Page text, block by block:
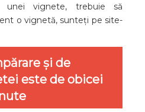
unei vignete, trebuie să
o vignetă, sunteți pe site-
și de
este de obicei